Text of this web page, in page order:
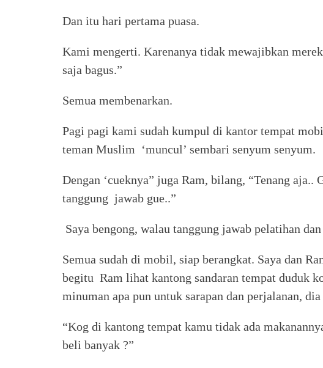
Dan itu hari pertama puasa.
Kami mengerti. Karenanya tidak mewajibkan
saja bagus.”
Semua membenarkan.
Pagi pagi kami sudah kumpul di kantor tempat
teman Muslim ‘muncul’ sembari senyum senyum.
Dengan ‘cueknya” juga Ram, bilang, “Tenang aja..
tanggung jawab gue..”
Saya bengong, walau tanggung jawab pelatihan
Semua sudah di mobil, siap berangkat. Saya dan
begitu Ram lihat kantong sandaran tempat duduk
minuman apa pun untuk sarapan dan perjalanan, dia
“Kog di kantong tempat kamu tidak ada
beli banyak ?”